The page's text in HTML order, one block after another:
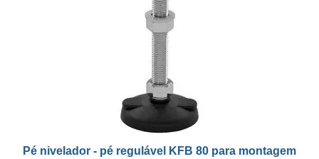
Pé nivelador - pé regulável KFB 80 para montagem